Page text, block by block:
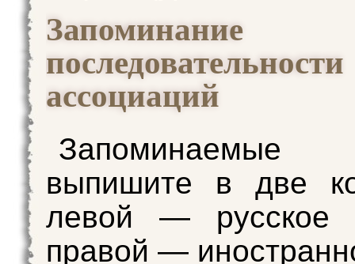
Запоминание
последовательности
ассоциаций
выпишите в две
левой — русское
правой —